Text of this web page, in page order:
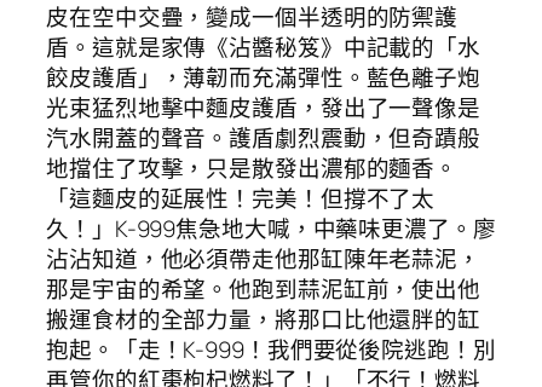
皮在空中交疊，變成一個半透明的防禦護
盾。這就是家傳《沾醬秘笈》中記載的「水
餃皮護盾」，薄韌而充滿彈性。藍色離子炮
光束猛烈地擊中麵皮護盾，發出了一聲像是
汽水開蓋的聲音。護盾劇烈震動，但奇蹟般
地擋住了攻擊，只是散發出濃郁的麵香。
「這麵皮的延展性！完美！但撐不了太
久！」K-999焦急地大喊，中藥味更濃了。廖
沾沾知道，他必須帶走他那缸陳年老蒜泥，
那是宇宙的希望。他跑到蒜泥缸前，使出他
搬運食材的全部力量，將那口比他還胖的缸
抱起。「走！K-999！我們要從後院逃跑！別
再管你的紅棗枸杞燃料了！」「不行！燃料